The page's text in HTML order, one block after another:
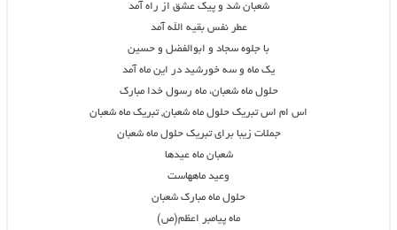
شعبان شد و پیک عشق از راه آمد
عطر نفس بقیه الله آمد
با جلوه سجاد و ابوالفضل و حسین
یک ماه و سه خورشید در این ماه آمد
حلول ماه شعبان، ماه رسول خدا مبارک
اس ام اس تبریک حلول ماه شعبان, تبریک ماه شعبان
جملات زیبا برای تبریک حلول ماه شعبان
شعبان ماه عیدها
وعید ماه‏هاست
حلول ماه مبارک شعبان
ماه پیامبر اعظم(ص)